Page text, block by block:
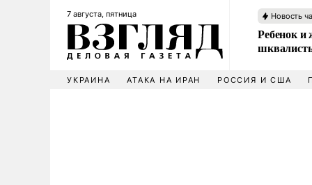
7 августа, пятница Новость
Ребенок и
УКРАИНА АТАКА НА ИРАН РОССИЯ И США